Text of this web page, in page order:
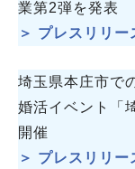
業第2弾を発表
＞ プレスリリー
埼玉県本庄市で
婚活イベント「
開催
＞ プレスリリー